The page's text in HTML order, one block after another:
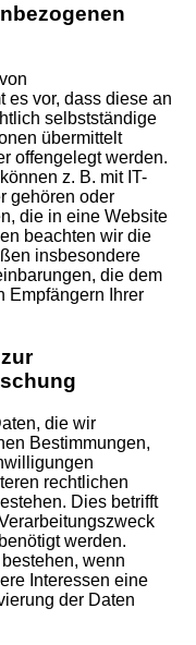
es vor, dass diese an
selbstständige
übermittelt
offengelegt werden.
z. B. mit IT-
gehören oder
die in eine Website
beachten wir die
insbesondere
die dem
Empfängern Ihrer
die wir
Bestimmungen,
rechtlichen
Dies betrifft
werden.
wenn
Interessen eine
der Daten